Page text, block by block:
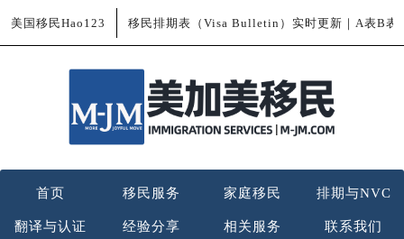
美国移民Hao123 移民排期表（Visa Bulletin）实时更新｜A表B表
首页 移民服务 家庭移民 排期与NVC
翻译与认证 经验分享 相关服务 联系我们